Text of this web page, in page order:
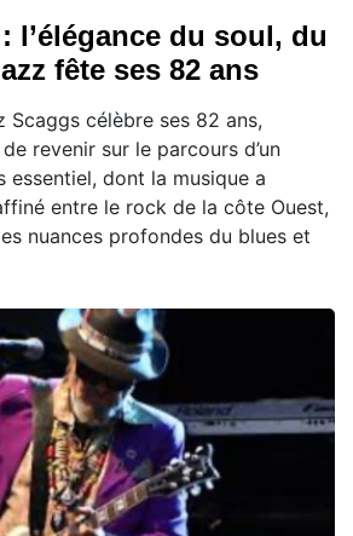
l’élégance du soul, du
fête ses 82 ans
Scaggs célèbre ses 82 ans,
revenir sur le parcours d’un
dont la musique a
entre le rock de la côte Ouest,
nuances profondes du blues et